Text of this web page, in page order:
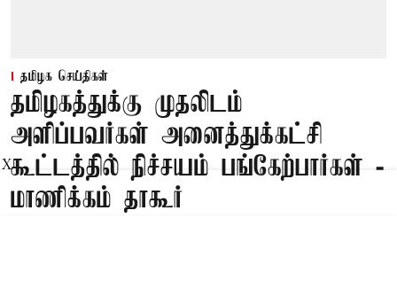
தமிழக செய்திகள்
தமிழகத்துக்கு முதலிடம்
அளிப்பவர்கள் அனைத்துக்கட்சி
கூட்டத்தில் நிச்சயம் பங்கேற்பார்கள் -
மாணிக்கம் தாகூர்
X